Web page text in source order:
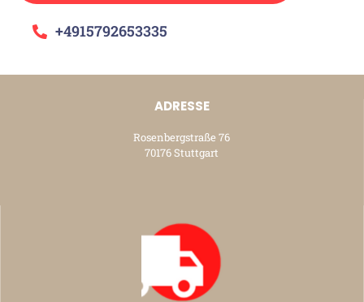
+4915792653335
ADRESSE
Rosenbergstraße 76
70176 Stuttgart